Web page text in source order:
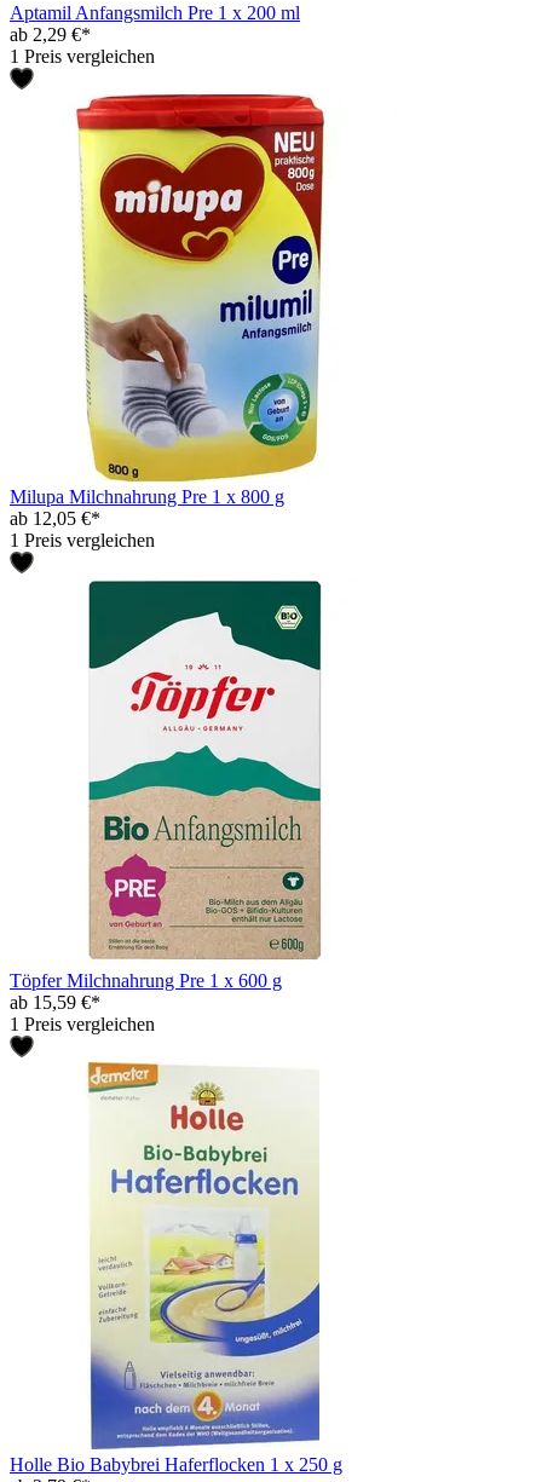
Aptamil Anfangsmilch Pre 1 x 200 ml
ab 2,29 €*
1 Preis vergleichen
Milupa Milchnahrung Pre 1 x 800 g
ab 12,05 €*
1 Preis vergleichen
Töpfer Milchnahrung Pre 1 x 600 g
ab 15,59 €*
1 Preis vergleichen
Holle Bio Babybrei Haferflocken 1 x 250 g